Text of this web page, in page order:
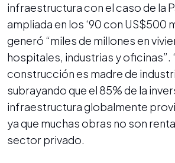
infraestructura con el caso de la
ampliada en los ‘90 con US$500
generó “miles de millones en
hospitales, industrias y oficinas”.
construcción es madre de
subrayando que el 85% de la
infraestructura globalmente
ya que muchas obras no son
sector privado.